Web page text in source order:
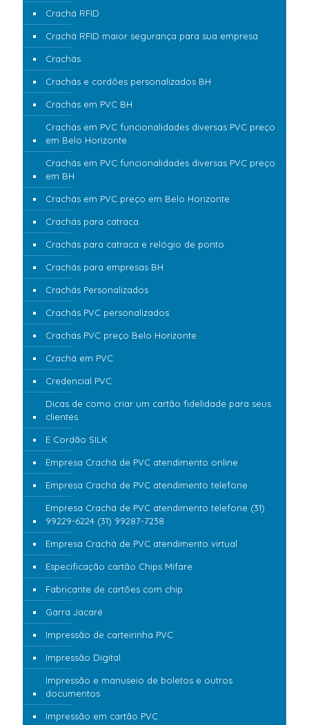
Crachá RFID
Crachá RFID maior segurança para sua empresa
Crachás
Crachás e cordões personalizados BH
Crachás em PVC BH
Crachás em PVC funcionalidades diversas PVC preço
em Belo Horizonte
Crachás em PVC funcionalidades diversas PVC preço
em BH
Crachás em PVC preço em Belo Horizonte
Crachás para catraca
Crachás para catraca e relógio de ponto
Crachás para empresas BH
Crachás Personalizados
Crachás PVC personalizados
Crachás PVC preço Belo Horizonte
Crachá em PVC
Credencial PVC
Dicas de como criar um cartão fidelidade para seus
clientes
E Cordão SILK
Empresa Crachá de PVC atendimento online
Empresa Crachá de PVC atendimento telefone
Empresa Crachá de PVC atendimento telefone (31)
99229-6224 (31) 99287-7238
Empresa Crachá de PVC atendimento virtual
Especificação cartão Chips Mifare
Fabricante de cartões com chip
Garra Jacaré
Impressão de carteirinha PVC
Impressão Digital
Impressão e manuseio de boletos e outros
documentos
Impressão em cartão PVC